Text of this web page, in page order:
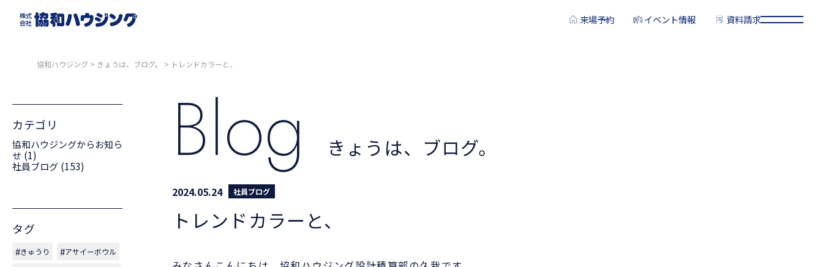
来場予約 イベント情報 資料請求
協和ハウジング > きょうは、ブログ。 > トレンドカラーと、
Blog きょうは、ブログ。
2024.05.24 社員ブログ
トレンドカラーと、
カテゴリ
協和ハウジングからお知ら
せ (1)
社員ブログ (153)
タグ
きゅうり
アサイーボウル